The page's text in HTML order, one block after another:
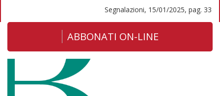
Segnalazioni, 15/01/2025, pag. 33
ABBONATI ON-LINE